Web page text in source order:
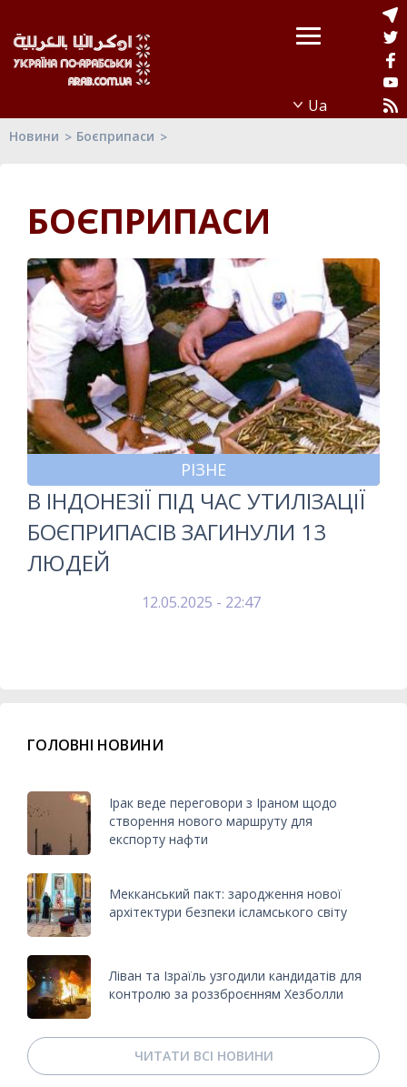
Новини Боєприпаси
БОЄПРИПАСИ
РІЗНЕ
В ІНДОНЕЗІЇ ПІД ЧАС УТИЛІЗАЦІЇ
БОЄПРИПАСІВ ЗАГИНУЛИ 13
ЛЮДЕЙ
12.05.2025 - 22:47
ГОЛОВНІ НОВИНИ
Ірак веде переговори з Іраном щодо
створення нового маршруту для
експорту нафти
Мекканський пакт: зародження нової
архітектури безпеки ісламського світу
Ліван та Ізраїль узгодили кандидатів для
контролю за роззброєнням Хезболли
ЧИТАТИ ВСІ НОВИНИ